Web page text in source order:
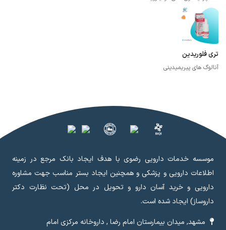
تری فلوریدین
آنالوگ های پیریمیدینی
موسسه خدمات دارویی رضوی با هدف ایجاد بانک مرجع در زمینه
اطلاعات دارویی و پزشکی و همچنین ایجاد بستر مناسب جهت مشاوره
دارویی و خرید آسان دارو و تحویل در محل (تحت نظارت دکتر
داروساز) ایجاد شده است.
مشهد, میدان بیمارستان امام رضا , داروخانه مرکزی امام